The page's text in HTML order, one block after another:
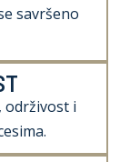
savršeno
održivost i